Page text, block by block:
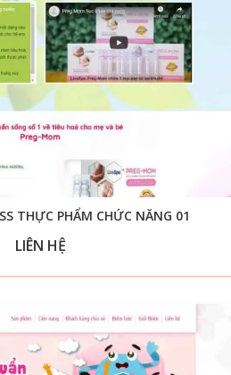
THỰC PHẨM CHỨC NĂNG 01
LIÊN HỆ